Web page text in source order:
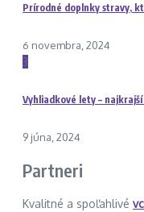
Prírodné doplnky stravy,
6 novembra, 2024
3
Vyhliadkové lety –
9 júna, 2024
Partneri
Kvalitné a spoľahlivé